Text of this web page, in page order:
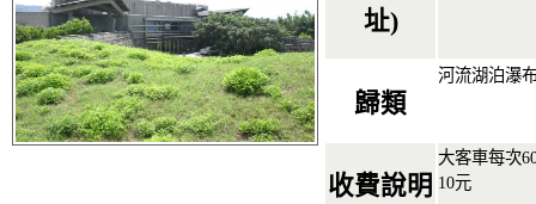
址)
歸類
河流湖泊瀑
收費說明
大客車每次
10元